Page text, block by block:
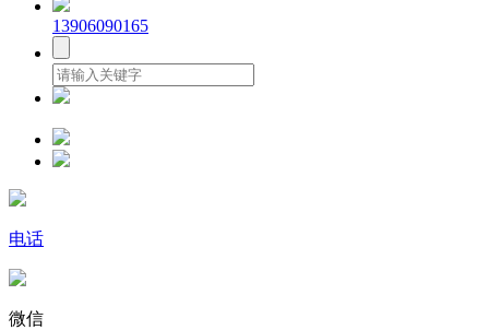
13906090165
电话
微信